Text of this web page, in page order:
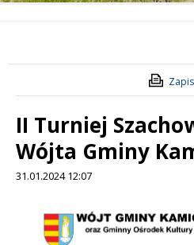
II Turniej
Wójta Gminy
31.01.2024 12:07